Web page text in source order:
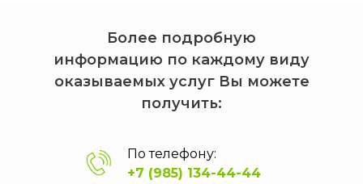
По телефону:
+7 (985) 134-44-44
Более подробную
информацию по каждому виду
оказываемых услуг Вы можете
получить: